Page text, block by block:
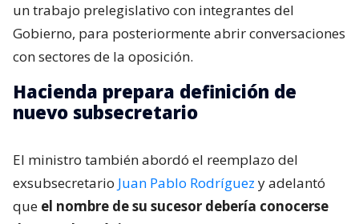
un trabajo prelegislativo con integrantes del
Gobierno, para posteriormente abrir conversaciones
con sectores de la oposición.
Hacienda prepara definición de
nuevo subsecretario
El ministro también abordó el reemplazo del
exsubsecretario Juan Pablo Rodríguez y adelantó
que el nombre de su sucesor debería conocerse